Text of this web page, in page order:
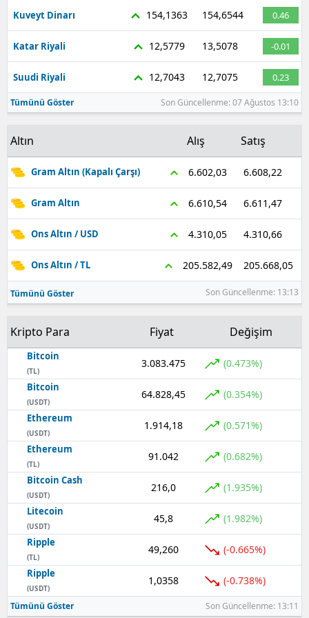
Kuveyt Dinarı 154,1363 154,6544 0.46
Katar Riyali 12,5779 13,5078 -0.01
Suudi Riyali 12,7043 12,7075 0.23
Tümünü Göster Son Güncellenme: 07 Ağustos 13:10
Altın Alış Satış
Gram Altın (Kapalı Çarşı) 6.602,03 6.608,22
Gram Altın 6.610,54 6.611,47
Ons Altın / USD 4.310,05 4.310,66
Ons Altın / TL 205.582,49 205.668,05
Tümünü Göster Son Güncellenme: 13:13
Kripto Para Fiyat Değişim
Bitcoin
(TL)
3.083.475 (0.473%)
Bitcoin
(USDT)
64.828,45 (0.354%)
Ethereum
(USDT)
1.914,18 (0.571%)
Ethereum
(TL)
91.042 (0.682%)
Bitcoin Cash
(USDT)
216,0 (1.935%)
Litecoin
(USDT)
45,8 (1.982%)
Ripple
(TL)
49,260 (-0.665%)
Ripple
(USDT)
1,0358 (-0.738%)
Tümünü Göster Son Güncellenme: 13:11